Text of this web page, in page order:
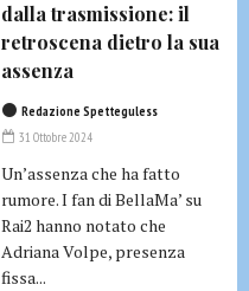
dalla trasmissione: il
retroscena dietro la sua
assenza
Redazione Spetteguless
31 Ottobre 2024
Un’assenza che ha fatto
rumore. I fan di BellaMa’ su
Rai2 hanno notato che
Adriana Volpe, presenza
fissa...